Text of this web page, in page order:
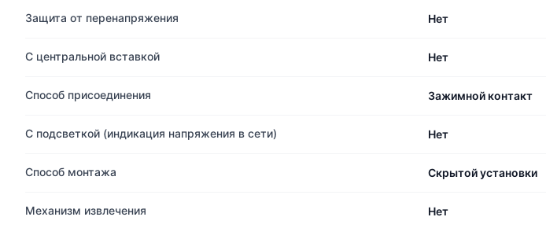
Защита от перенапряжения Нет
С центральной вставкой Нет
Способ присоединения Зажимной контакт
С подсветкой (индикация напряжения в сети) Нет
Способ монтажа Скрытой установки
Механизм извлечения Нет